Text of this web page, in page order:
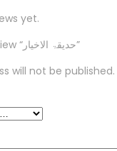
yet.
Be the first to review “حدیقۃ الاخیار”
will not be published.